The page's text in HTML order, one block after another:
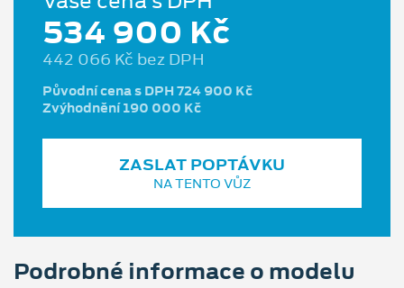
534 900 Kč
442 066 Kč bez DPH
Původní cena s DPH 724 900 Kč
Zvýhodnění 190 000 Kč
ZASLAT POPTÁVKU
NA TENTO VŮZ
Podrobné informace o modelu